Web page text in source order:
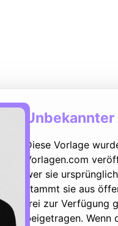
Diese Vorlage
Vorlagen.com
wer sie
stammt sie aus
frei zur Verfügung
beigetragen.